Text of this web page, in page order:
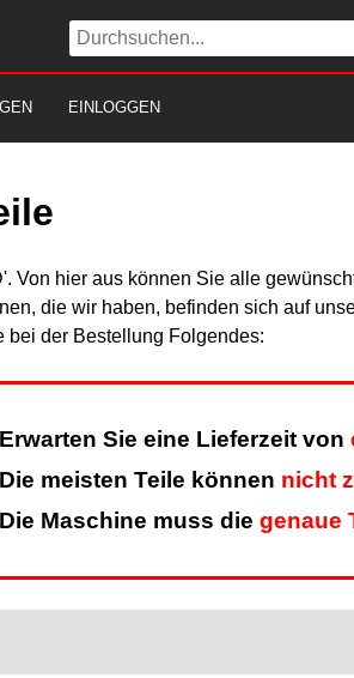
EINLOGGEN
hier aus können Sie alle
die wir haben, befinden sich auf
bei der Bestellung Folgendes:
Erwarten Sie eine Lieferzeit von
Die meisten Teile können nicht
Die Maschine muss die genaue